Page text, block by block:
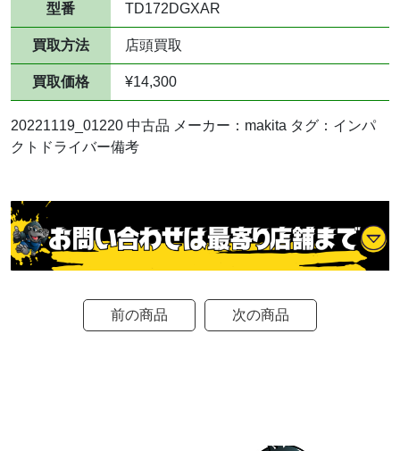
型番 TD172DGXAR
買取方法 店頭買取
買取価格 ¥14,300
20221119_01220 中古品 メーカー：makita タグ：インパ
クトドライバー備考
前の商品 次の商品